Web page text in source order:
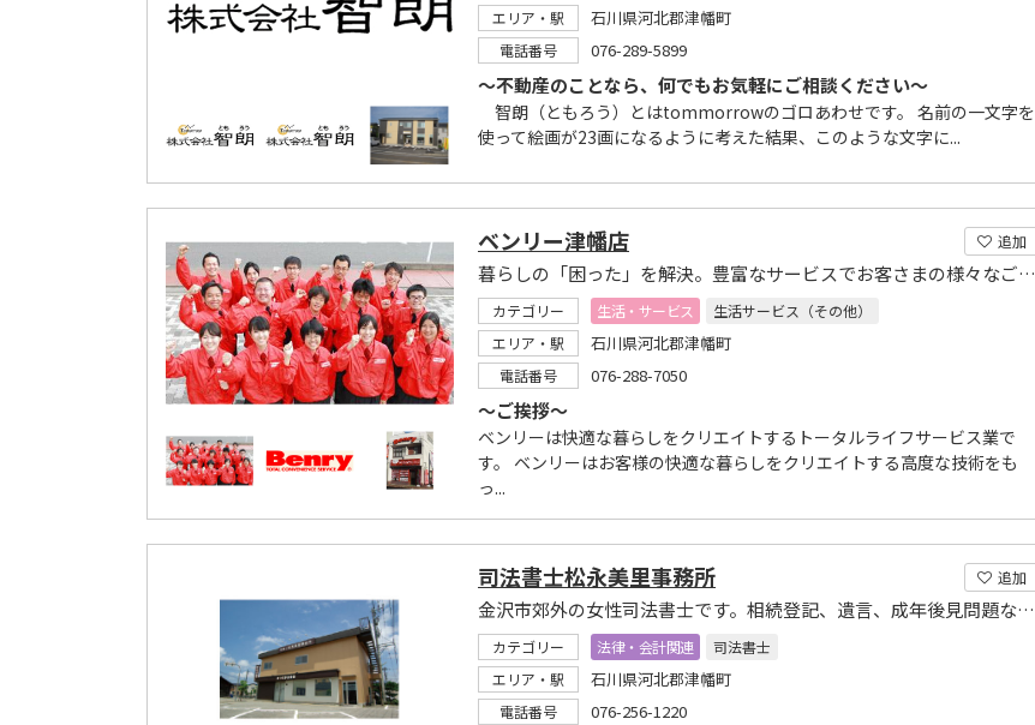
エリア・駅
石川県河北郡津幡町
電話番号 076-289-5899
～不動産のことなら、何でもお気軽にご相談ください～
智朗（ともろう）とはtommorrowのゴロあわせです。 名前の一文字を
使って絵画が23画になるように考えた結果、このような文字に...
追加
ベンリー津幡店
暮らしの「困った」を解決。豊富なサービスでお客さまの様々なご要望にお応えします。
カテゴリー 生活・サービス
生活サービス（その他）
エリア・駅
石川県河北郡津幡町
電話番号 076-288-7050
～ご挨拶～
ベンリーは快適な暮らしをクリエイトするトータルライフサービス業で
す。 ベンリーはお客様の快適な暮らしをクリエイトする高度な技術をも
っ...
追加
司法書士松永美里事務所
金沢市郊外の女性司法書士です。相続登記、遺言、成年後見問題などお気軽にご相談ください
カテゴリー 法律・会計関連
司法書士
エリア・駅
石川県河北郡津幡町
電話番号 076-256-1220